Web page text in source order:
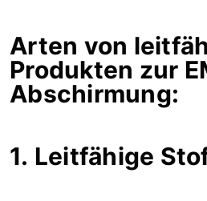
Arten von
Produkten zur
Abschirmung:
1. Leitfähige